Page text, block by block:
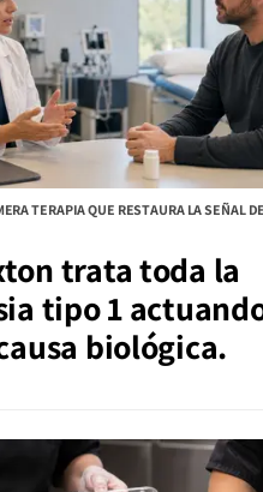
TERAPIA QUE RESTAURA LA SEÑAL
trata toda la
tipo 1
biológica.